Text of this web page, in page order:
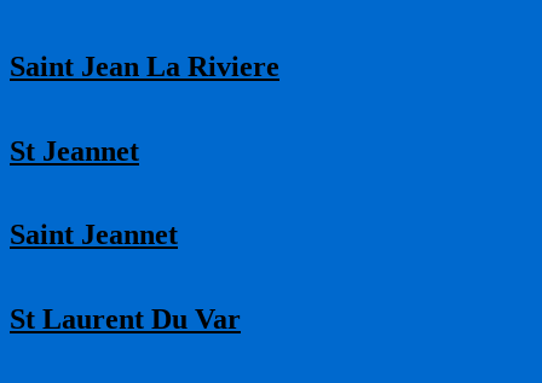
Saint Jean La Riviere
St Jeannet
Saint Jeannet
St Laurent Du Var